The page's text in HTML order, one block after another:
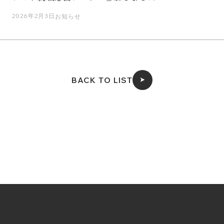
2026年2月3日 お知らせ
BACK TO LIST